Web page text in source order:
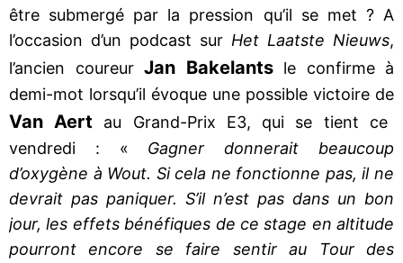
être submergé par la pression qu’il se met ? A
l’occasion d’un podcast sur Het Laatste Nieuws,
l’ancien coureur Jan Bakelantsle confirme à
demi-mot lorsqu’il évoque une possible victoire de
Van Aert au Grand-Prix E3, qui se tient ce
vendredi : « Gagner donnerait beaucoup
d’oxygène à Wout. Si cela ne fonctionne pas, il ne
devrait pas paniquer. S’il n’est pas dans un bon
jour, les effets bénéfiques de ce stage en altitude
pourront encore se faire sentir au Tour des